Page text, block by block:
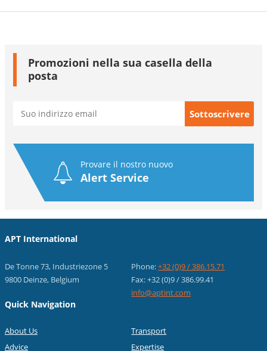
Promozioni nella sua casella della
posta
Provare il nostro nuovo
Alert Service
APT International
De Tonne 73, Industriezone 5
9800 Deinze, Belgium
Phone:+32 (0)9 / 386.15.71
Fax: +32 (0)9 / 386.99.41
info@aptint.com
Quick Navigation
About Us
Advice
Transport
Expertise